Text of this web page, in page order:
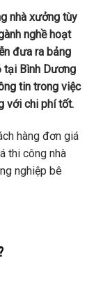
nhà xưởng tùy
nghề hoạt
đưa ra bảng
tại Bình Dương
tin trong việc
với chi phí tốt.
hàng đơn giá
thi công nhà
nghiệp bê